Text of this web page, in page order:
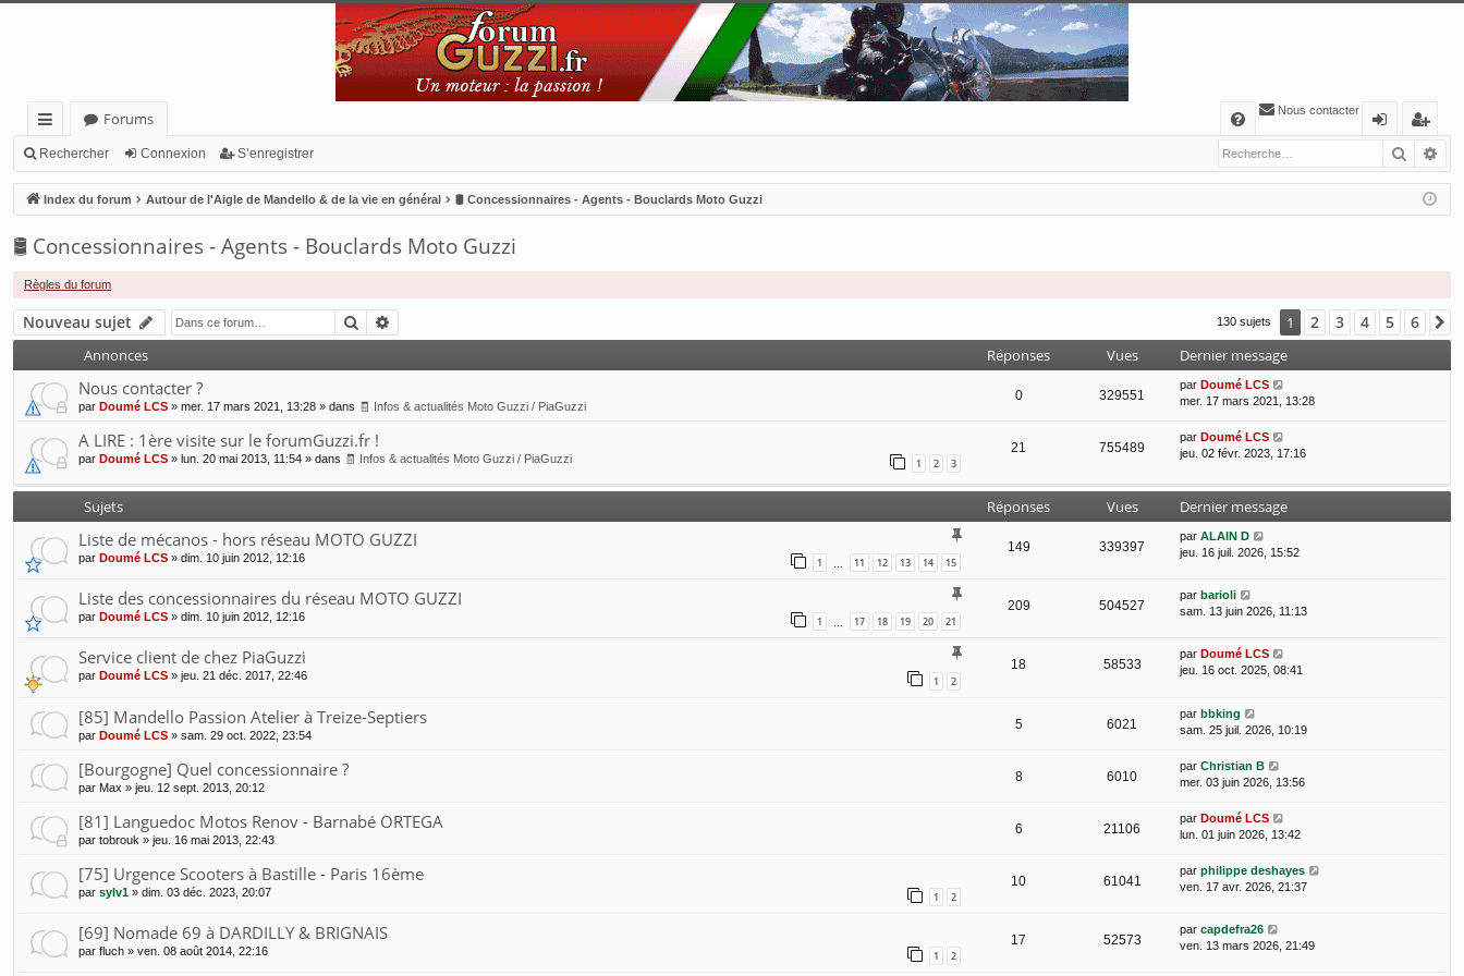
cc
ès
ra
pi
de
Forums
FA
Q
Nous contacter
n
ne
n
’e
nr
eg
Rechercher Connexion S’enregistrer
Index du forum Autour de l'Aigle de Mandello & de la vie en général 🛢 Concessionnaires - Agents - Bouclards Moto Guzzi
🛢 Concessionnaires - Agents - Bouclards Moto Guzzi
Règles du forum
Nouveau sujet Rechercher 130 sujets 1 2 3 4 5 6
Annonces Réponses Vues Dernier message
Nous contacter ?
par Doumé LCS » mer. 17 mars 2021, 13:28 » dans 🧾 Infos & actualités Moto Guzzi / PiaGuzzi
0 329551
par Doumé LCS
mer. 17 mars 2021, 13:28
A LIRE : 1ère visite sur le forumGuzzi.fr !
par Doumé LCS » lun. 20 mai 2013, 11:54 » dans 🧾 Infos & actualités Moto Guzzi / PiaGuzzi 1 2 3
21 755489
par Doumé LCS
jeu. 02 févr. 2023, 17:16
Sujets Réponses Vues Dernier message
Liste de mécanos - hors réseau MOTO GUZZI
par Doumé LCS » dim. 10 juin 2012, 12:16 1 … 11 12 13 14 15
149 339397
par ALAIN D
jeu. 16 juil. 2026, 15:52
Liste des concessionnaires du réseau MOTO GUZZI
par Doumé LCS » dim. 10 juin 2012, 12:16 1 … 17 18 19 20 21
209 504527
par barioli
sam. 13 juin 2026, 11:13
Service client de chez PiaGuzzi
par Doumé LCS » jeu. 21 déc. 2017, 22:46 1 2
18 58533
par Doumé LCS
jeu. 16 oct. 2025, 08:41
[85] Mandello Passion Atelier à Treize-Septiers
par Doumé LCS » sam. 29 oct. 2022, 23:54
5 6021
par bbking
sam. 25 juil. 2026, 10:19
[Bourgogne] Quel concessionnaire ?
par Max » jeu. 12 sept. 2013, 20:12
8 6010
par Christian B
mer. 03 juin 2026, 13:56
[81] Languedoc Motos Renov - Barnabé ORTEGA
par tobrouk » jeu. 16 mai 2013, 22:43
6 21106
par Doumé LCS
lun. 01 juin 2026, 13:42
[75] Urgence Scooters à Bastille - Paris 16ème
par sylv1 » dim. 03 déc. 2023, 20:07 1 2
10 61041
par philippe deshayes
ven. 17 avr. 2026, 21:37
[69] Nomade 69 à DARDILLY & BRIGNAIS
par fluch » ven. 08 août 2014, 22:16 1 2
17 52573
par capdefra26
ven. 13 mars 2026, 21:49